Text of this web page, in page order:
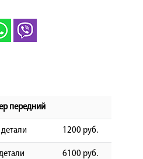
передний
1200 руб.
6100 руб.